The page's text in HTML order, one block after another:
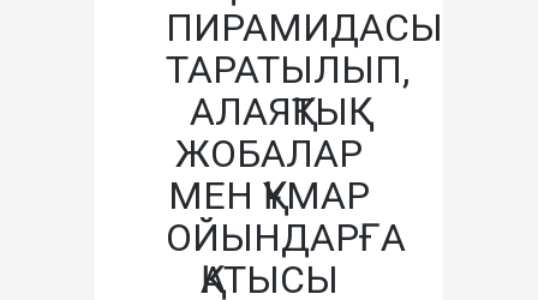
ПИРАМИДАСЫ
ТАРАТЫЛЫП,
АЛАЯҚТЫҚ
ЖОБАЛАР
МЕН ҚҰМАР
ОЙЫНДАРҒА
ҚАТЫСЫ